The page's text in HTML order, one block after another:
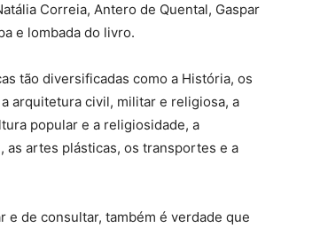
Correia, Antero de Quental, Gaspar
e lombada do livro.
tão diversificadas como a História, os
arquitetura civil, militar e religiosa, a
popular e a religiosidade, a
as artes plásticas, os transportes e a
e de consultar, também é verdade que